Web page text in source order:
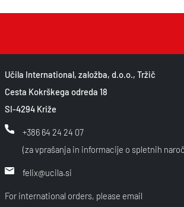
Učila International, založba, d.o.o., Tržič
Cesta Kokrškega odreda 18
SI-4294 Križe
+386 64 24 24 07
(za vprašanja in informacije o spletnih
felix@ucila.si
For international orders, please email